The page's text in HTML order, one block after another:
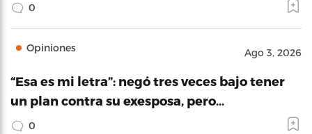
0
Opiniones Ago 3, 2026
“Esa es mi letra”: negó tres veces bajo tener
un plan contra su exesposa, pero…
0